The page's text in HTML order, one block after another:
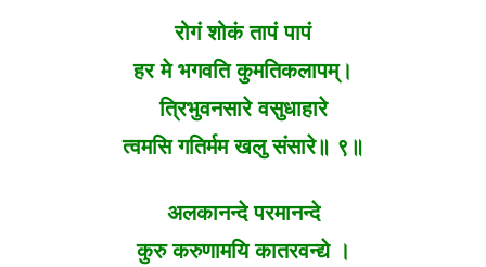
रोगं शोकं तापं पापं
हर मे भगवति कुमतिकलापम्।
त्रिभुवनसारे वसुधाहारे
त्वमसि गतिर्मम खलु संसारे॥ ९॥
अलकानन्दे परमानन्दे
कुरु करुणामयि कातरवन्द्ये ।